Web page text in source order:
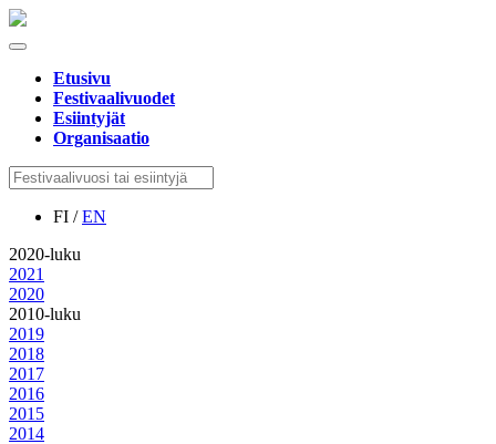
Etusivu
Festivaalivuodet
Esiintyjät
Organisaatio
FI /EN
2020-luku
2021
2020
2010-luku
2019
2018
2017
2016
2015
2014